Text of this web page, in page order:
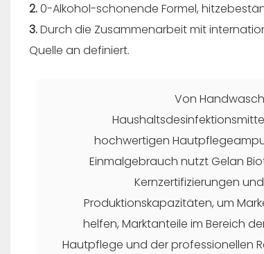
2.0-Alkohol-schonende Formel,
3.Durch die Zusammenarbeit mit
Quelle an definiert.
Von
hochwertigen
Einmalgebrauch nutzt Gelan
Kernzertifizierungen
Produktionskapazitäten, um
helfen, Marktanteile im Bereich
Hautpflege und der professionellen